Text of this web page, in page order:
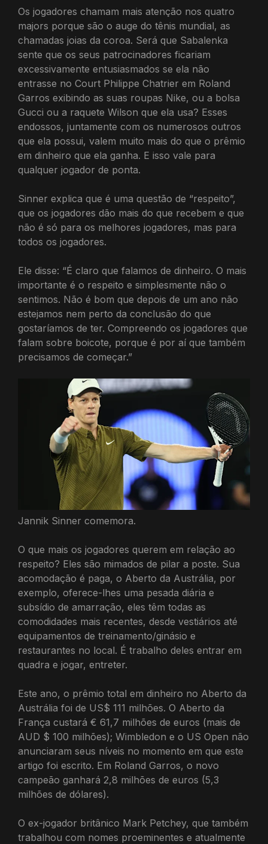
Os jogadores chamam mais atenção nos quatro
majors porque são o auge do tênis mundial, as
chamadas joias da coroa. Será que Sabalenka
sente que os seus patrocinadores ficariam
excessivamente entusiasmados se ela não
entrasse no Court Philippe Chatrier em Roland
Garros exibindo as suas roupas Nike, ou a bolsa
Gucci ou a raquete Wilson que ela usa? Esses
endossos, juntamente com os numerosos outros
que ela possui, valem muito mais do que o prêmio
em dinheiro que ela ganha. E isso vale para
qualquer jogador de ponta.
Sinner explica que é uma questão de “respeito”,
que os jogadores dão mais do que recebem e que
não é só para os melhores jogadores, mas para
todos os jogadores.
Ele disse: “É claro que falamos de dinheiro. O mais
importante é o respeito e simplesmente não o
sentimos. Não é bom que depois de um ano não
estejamos nem perto da conclusão do que
gostaríamos de ter. Compreendo os jogadores que
falam sobre boicote, porque é por aí que também
precisamos de começar.”
Jannik Sinner comemora.
O que mais os jogadores querem em relação ao
respeito? Eles são mimados de pilar a poste. Sua
acomodação é paga, o Aberto da Austrália, por
exemplo, oferece-lhes uma pesada diária e
subsídio de amarração, eles têm todas as
comodidades mais recentes, desde vestiários até
equipamentos de treinamento/ginásio e
restaurantes no local. É trabalho deles entrar em
quadra e jogar, entreter.
Este ano, o prêmio total em dinheiro no Aberto da
Austrália foi de US$ 111 milhões. O Aberto da
França custará € 61,7 milhões de euros (mais de
AUD $ 100 milhões); Wimbledon e o US Open não
anunciaram seus níveis no momento em que este
artigo foi escrito. Em Roland Garros, o novo
campeão ganhará 2,8 milhões de euros (5,3
milhões de dólares).
O ex-jogador britânico Mark Petchey, que também
trabalhou com nomes proeminentes e atualmente